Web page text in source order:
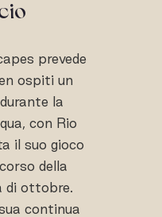
prevede
ospiti un
la
con Rio
il suo gioco
della
di ottobre.
continua